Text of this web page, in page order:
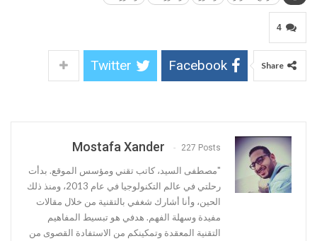
4
Share
Facebook
Twitter
Mostafa Xander 227 Posts
"مصطفى السيد، كاتب تقني ومؤسس الموقع. بدأت
رحلتي في عالم التكنولوجيا في عام 2013، ومنذ ذلك
الحين، وأنا أشارك شغفي بالتقنية من خلال مقالات
مفيدة وسهلة الفهم. هدفي هو تبسيط المفاهيم
التقنية المعقدة وتمكينكم من الاستفادة القصوى من